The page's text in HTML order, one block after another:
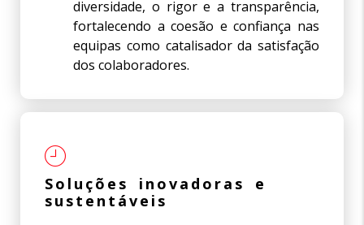
diversidade, o rigor e a transparência,
fortalecendo a coesão e confiança nas
equipas como catalisador da satisfação
dos colaboradores.
Soluções inovadoras e
sustentáveis